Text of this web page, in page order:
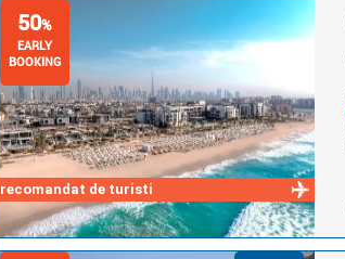
recomandat de turisti
50%
EARLY
BOOKING